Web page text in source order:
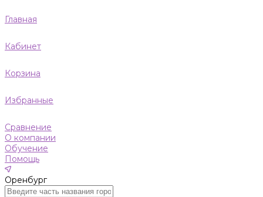
Главная
Кабинет
Корзина
Избранные
Сравнение
О компании
Обучение
Помощь
Оренбург